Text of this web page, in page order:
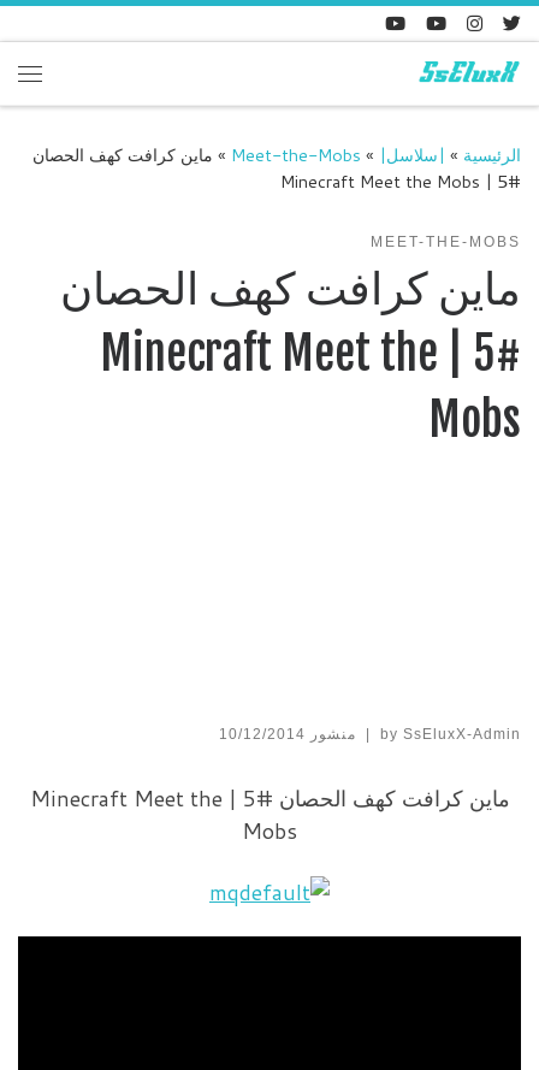
Skip to content
الرئيسية » |سلاسل| »
Meet-the-Mobs
» ماين كرافت كهف الحصان
#5 | Minecraft Meet the Mobs
MEET-THE-MOBS
ماين كرافت كهف الحصان
#5 | Minecraft Meet the
Mobs
by SsEluxX-Admin
| منشور 10/12/2014
ماين كرافت كهف الحصان #5 | Minecraft Meet the
Mobs